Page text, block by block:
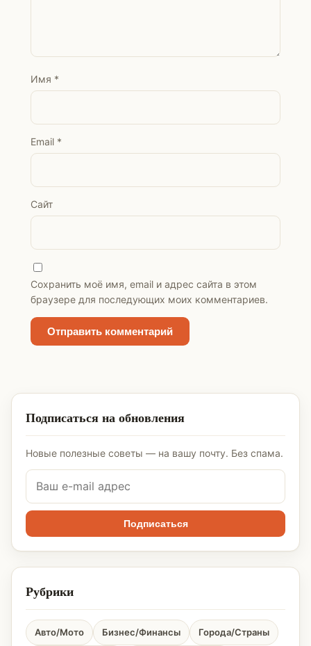
Имя *
Email *
Сайт
Сохранить моё имя, email и адрес сайта в этом
браузере для последующих моих комментариев.
Подписаться на обновления
Новые полезные советы — на вашу почту. Без спама.
Подписаться
Рубрики
Авто/Мото Бизнес/Финансы Города/Страны